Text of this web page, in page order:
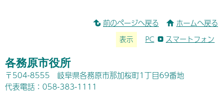
前のページへ戻る ホームへ戻る
表示 PC スマートフォン
各務原市役所
〒504-8555 岐阜県各務原市那加桜町1丁目69番地
代表電話：058-383-1111